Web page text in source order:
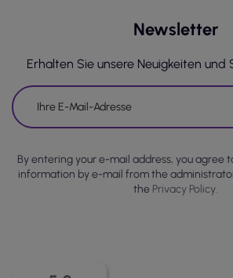
Newsletter
Erhalten Sie unsere Neuigkeiten
By entering your e-mail address, you agree
information by e-mail from the
the Privacy Policy.